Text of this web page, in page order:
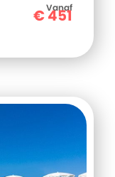
Vanaf
€451